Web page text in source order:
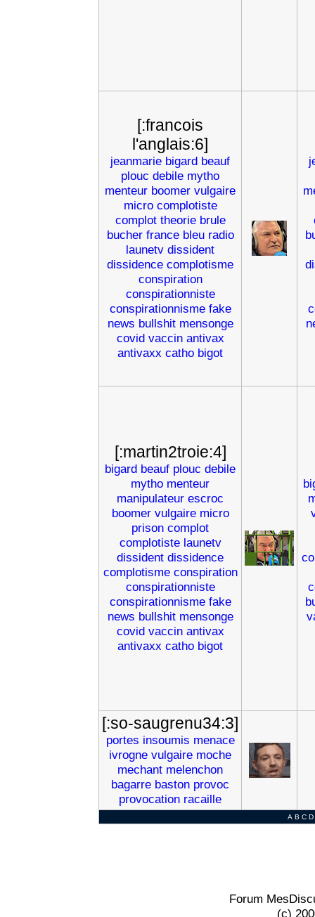
[:francois
l'anglais:6]
jeanmarie bigard beauf
plouc debile mytho
menteur boomer vulgaire
micro complotiste
complot theorie brule
bucher france bleu radio
launetv dissident
dissidence complotisme
conspiration
conspirationniste
conspirationnisme fake
news bullshit mensonge
covid vaccin antivax
antivaxx catho bigot
[:martin2troie:4]
bigard beauf plouc debile
mytho menteur
manipulateur escroc
boomer vulgaire micro
prison complot
complotiste launetv
dissident dissidence
complotisme conspiration
conspirationniste
conspirationnisme fake
news bullshit mensonge
covid vaccin antivax
antivaxx catho bigot
[:so-saugrenu34:3]
portes insoumis menace
ivrogne vulgaire moche
mechant melenchon
bagarre baston provoc
provocation racaille
A B C D
Forum
(c)